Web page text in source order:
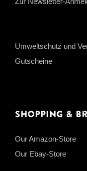
Umweltschutz und
Gutscheine
Shopping &
Our Amazon-Store
Our Ebay-Store